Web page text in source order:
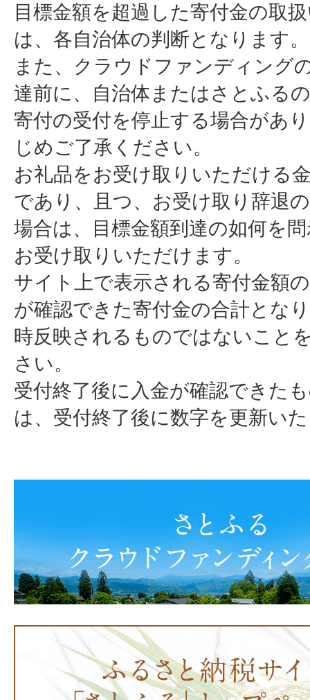
目標金額を超過した寄付金の取
は、各自治体の判断となります。
また、クラウドファンディング
達前に、自治体またはさとふる
寄付の受付を停止する場合があ
じめご了承ください。
お礼品をお受け取りいただける
であり、且つ、お受け取り辞退
場合は、目標金額到達の如何を
お受け取りいただけます。
サイト上で表示される寄付金額
が確認できた寄付金の合計とな
時反映されるものではないこと
さい。
受付終了後に入金が確認できた
は、受付終了後に数字を更新い